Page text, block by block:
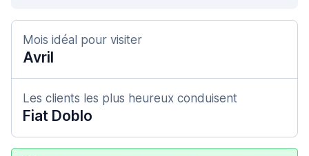
Mois idéal pour visiter
Avril
Les clients les plus heureux conduisent
Fiat Doblo